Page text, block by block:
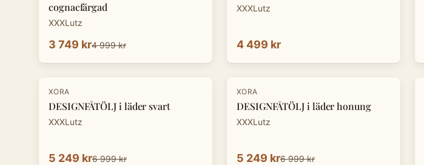
cognacfärgad
XXXLutz
3 749 kr4 999 kr
XXXLutz
4 499 kr
-25%
XORA
DESIGNFÅTÖLJ i läder svart
XXXLutz
5 249 kr6 999 kr
-25%
XORA
DESIGNFÅTÖLJ i läder honung
XXXLutz
5 249 kr6 999 kr